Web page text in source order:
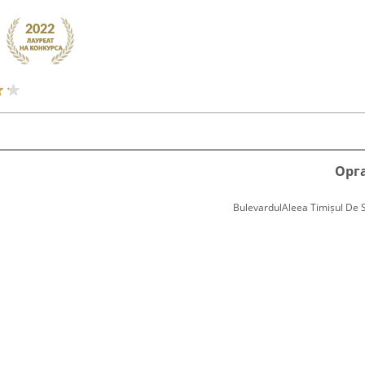
BulevardulAleea Timișul De